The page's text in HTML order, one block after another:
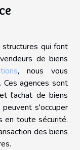
qui font
de biens
, nous vous
agences sont
l'achat de biens
s'occuper
en toute sécurité.
des biens